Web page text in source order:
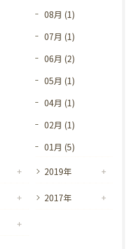
08月 (1)
07月 (1)
06月 (2)
05月 (1)
04月 (1)
02月 (1)
01月 (5)
2019年
2017年